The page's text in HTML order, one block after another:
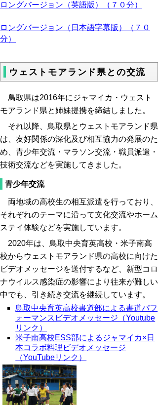
ロングバージョン（英語版）（７０分）
ロングバージョン（日本語字幕版）（７０
分）
ウェストモアランド県との交流
鳥取県は2016年にジャマイカ・ウェスト
モアランド県と姉妹提携を締結しました。
それ以降、鳥取県とウェストモアランド県
は、友好関係の深化及び相互協力の発展のた
め、青少年交流・マラソン交流・職員派遣・
技術交流などを実施してきました。
青少年交流
両地域の高校生の相互派遣を行っており、
それぞれのテーマに沿って文化交流やホーム
ステイ体験などを実施しています。
2020年は、鳥取中央育英高校・米子南高
校からウェストモアランド県の高校に向けた
ビデオメッセージを送付するなど、新型コロ
ナウイルス感染症の影響により往来が難しい
中でも、引き続き交流を継続しています。
鳥取中央育英高校書道部による書道パフ
ォーマンスビデオメッセージ（Youtube
リンク）
米子南高校ESS部によるジャマイカ×日
本コラボ料理ビデオメッセージ
（YouTubeリンク）